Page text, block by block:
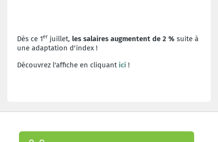
Dès ce 1er juillet, les salaires augmentent de 2 % suite à
une adaptation d'index !
Découvrez l'affiche en cliquant ici !